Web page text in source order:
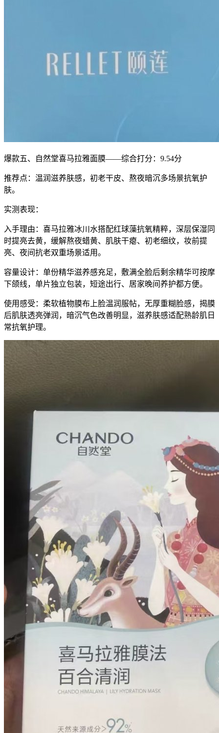
爆款五、自然堂喜马拉雅面膜——综合打分：9.54分
推荐点：温润滋养肤感，初老干皮、熬夜暗沉多场景抗氧护
肤。
实测表现：
入手理由：喜马拉雅冰川水搭配红球藻抗氧精粹，深层保湿同
时提亮去黄，缓解熬夜蜡黄、肌肤干瘪、初老细纹，妆前提
亮、夜间抗老双重场景适用。
容量设计：单份精华滋养感充足，敷满全脸后剩余精华可按摩
下颌线，单片独立包装，短途出行、居家晚间养护都方便。
使用感受：柔软植物膜布上脸温润服帖，无厚重糊脸感，揭膜
后肌肤透亮弹润，暗沉气色改善明显，滋养肤感适配熟龄肌日
常抗氧护理。